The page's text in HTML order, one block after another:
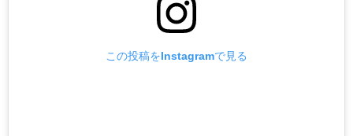
この投稿をInstagramで見る